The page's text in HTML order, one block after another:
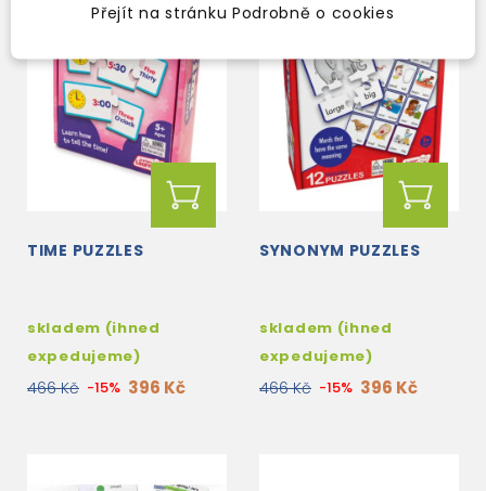
TIME PUZZLES
skladem (ihned
expedujeme)
466 Kč -15% 396 Kč
SYNONYM PUZZLES
skladem (ihned
expedujeme)
466 Kč -15% 396 Kč
Přejít na stránku Podrobně o cookies